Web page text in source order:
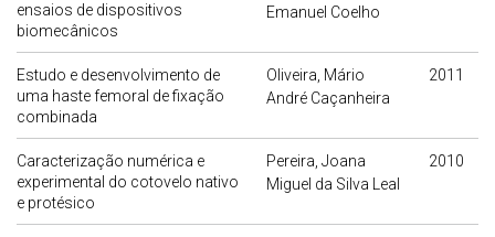
ensaios de dispositivos
biomecânicos
Emanuel Coelho
Estudo e desenvolvimento de
uma haste femoral de fixação
combinada
Oliveira, Mário
André Caçanheira
2011
Caracterização numérica e
experimental do cotovelo nativo
e protésico
Pereira, Joana
Miguel da Silva Leal
2010